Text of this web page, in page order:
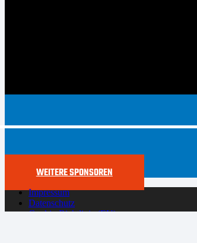
WEITERE SPONSOREN
Impressum
Datenschutz
Cookie-Richtlinie (EU)